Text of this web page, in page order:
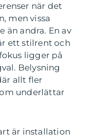
när det
men vissa
än andra. En av
ett stilrent och
ligger på
Belysning
allt fler
underlättar
är installation